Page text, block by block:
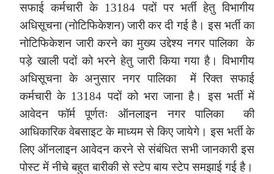
सफाई कर्मचारी के 13184 पदों परभर्ती हेतु विभागीय
अधिसूचना (नोटिफिकेशन) जारी कर दी गई है। इस भर्ती का
नोटिफिकेशन जारी करने का मुख्य उद्देश्य नगर पालिका के
पड़े खाली पदों को भरने हेतु जारी किया गया है। विभागीय
अधिसूचना के अनुसार नगर पालिका में रिक्तसफाई
कर्मचारी के 13184 पदोंको भरा जाना है। इस भर्ती में
आवेदन फॉर्म पूर्णतः ऑनलाइन नगर पालिका की
आधिकारिक वेबसाइट के माध्यम से किए जायेगे। इस भर्ती के
लिए ऑनलाइन आवेदन करने से संबंधित सभी जानकारी इस
पोस्ट में नीचे बहुत बारीकी से स्टेप बाय स्टेप समझाई गई है।